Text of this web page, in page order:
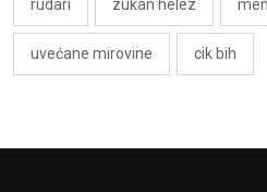
rudari zukan helez
uvećane mirovine cik bih